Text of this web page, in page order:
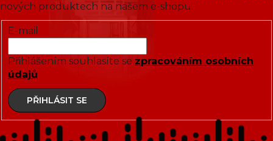
nových produktech na našem e-shopu.
E-mail
Přihlášením souhlasíte se zpracováním osobních
údajů
PŘIHLÁSIT SE